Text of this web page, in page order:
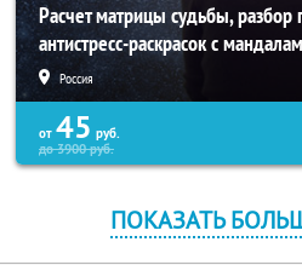
Расчет матрицы судьбы,
антистресс-раскрасок с
Россия
от 45 руб.
до3900руб.
ПОКАЗАТЬ